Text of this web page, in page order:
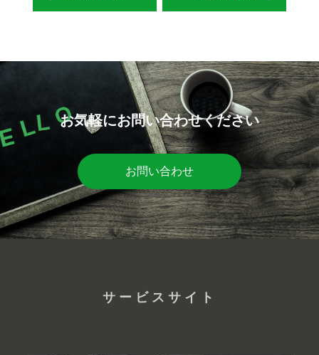
お気軽にお問い合わせください
お問い合わせ
サービスサイト